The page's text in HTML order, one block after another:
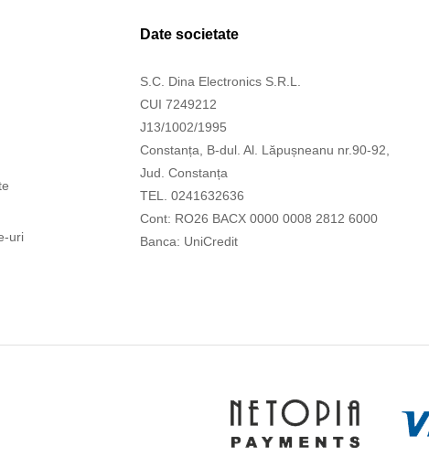
uri
Date societate
S.C. Dina Electronics S.R.L.
CUI 7249212
J13/1002/1995
Constanța, B-dul. Al. Lăpușneanu nr.90-92,
Jud. Constanța
TEL. 0241632636
Cont: RO26 BACX 0000 0008 2812 6000
Banca: UniCredit